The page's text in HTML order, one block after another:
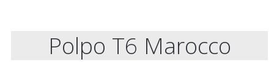
Polpo T6 Marocco